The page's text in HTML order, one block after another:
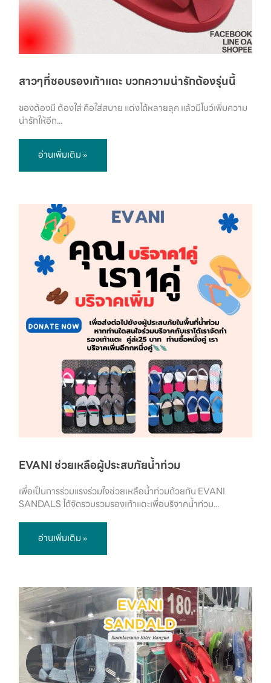
สาวๆที่ชอบรองเท้าแตะ บวกความน่ารักต้องรุ่นนี้
ของต้องมี ต้องใส่ คือใส่สบาย แต่งได้หลายลุค แล้วมีโบว์เพิ่มความ
น่ารักให้อีก...
อ่านเพิ่มเติม »
EVANI ช่วยเหลือผู้ประสบภัยน้ำท่วม
เพื่อเป็นการร่วมแรงร่วมใจช่วยเหลือน้ำท่วมด้วยกัน EVANI
SANDALS ได้จัดรวบรวมรองเท้าแตะเพื่อบริจาคน้ำท่วม...
อ่านเพิ่มเติม »